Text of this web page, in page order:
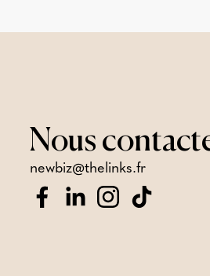
Nous
newbiz@thelinks.fr